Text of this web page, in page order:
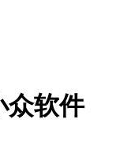
众软件